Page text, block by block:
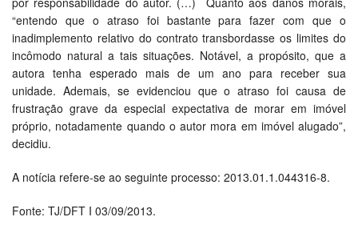
“entendo que o atraso foi bastante para fazer com que o
inadimplemento relativo do contrato transbordasse os limites do
incômodo natural a tais situações. Notável, a propósito, que a
autora tenha esperado mais de um ano para receber sua
unidade. Ademais, se evidenciou que o atraso foi causa de
frustração grave da especial expectativa de morar em imóvel
próprio, notadamente quando o autor mora em imóvel alugado”,
decidiu.
A notícia refere-se ao seguinte processo: 2013.01.1.044316-8.
Fonte: TJ/DFT I 03/09/2013.